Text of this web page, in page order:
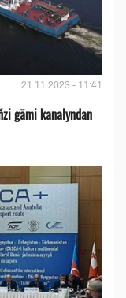
21.11.2023 - 11:41
gämi kanalyndan